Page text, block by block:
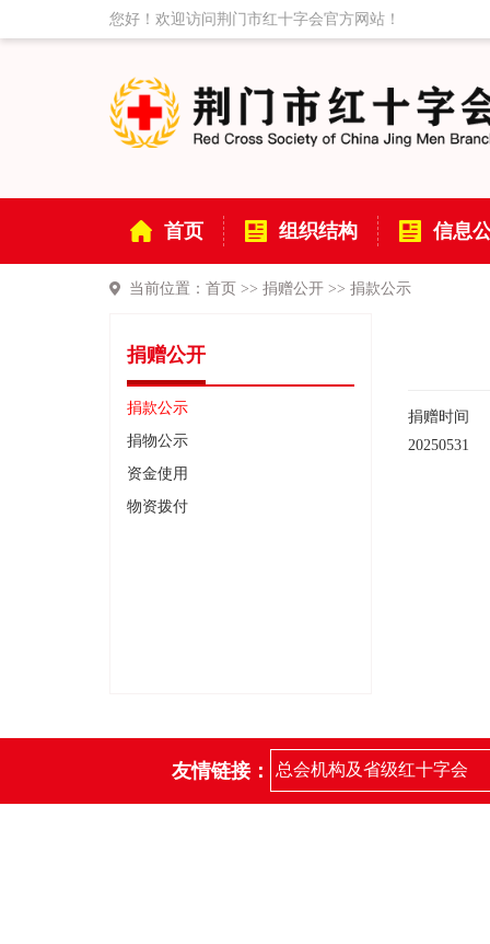
您好！欢迎访问荆门市红十字会官方网站！
首页 组织结构 信息
当前位置： 首页 >> 捐赠公开 >> 捐款公示
捐赠公开
捐款公示
捐物公示
资金使用
物资拨付
捐赠时间
20250531
友情链接：